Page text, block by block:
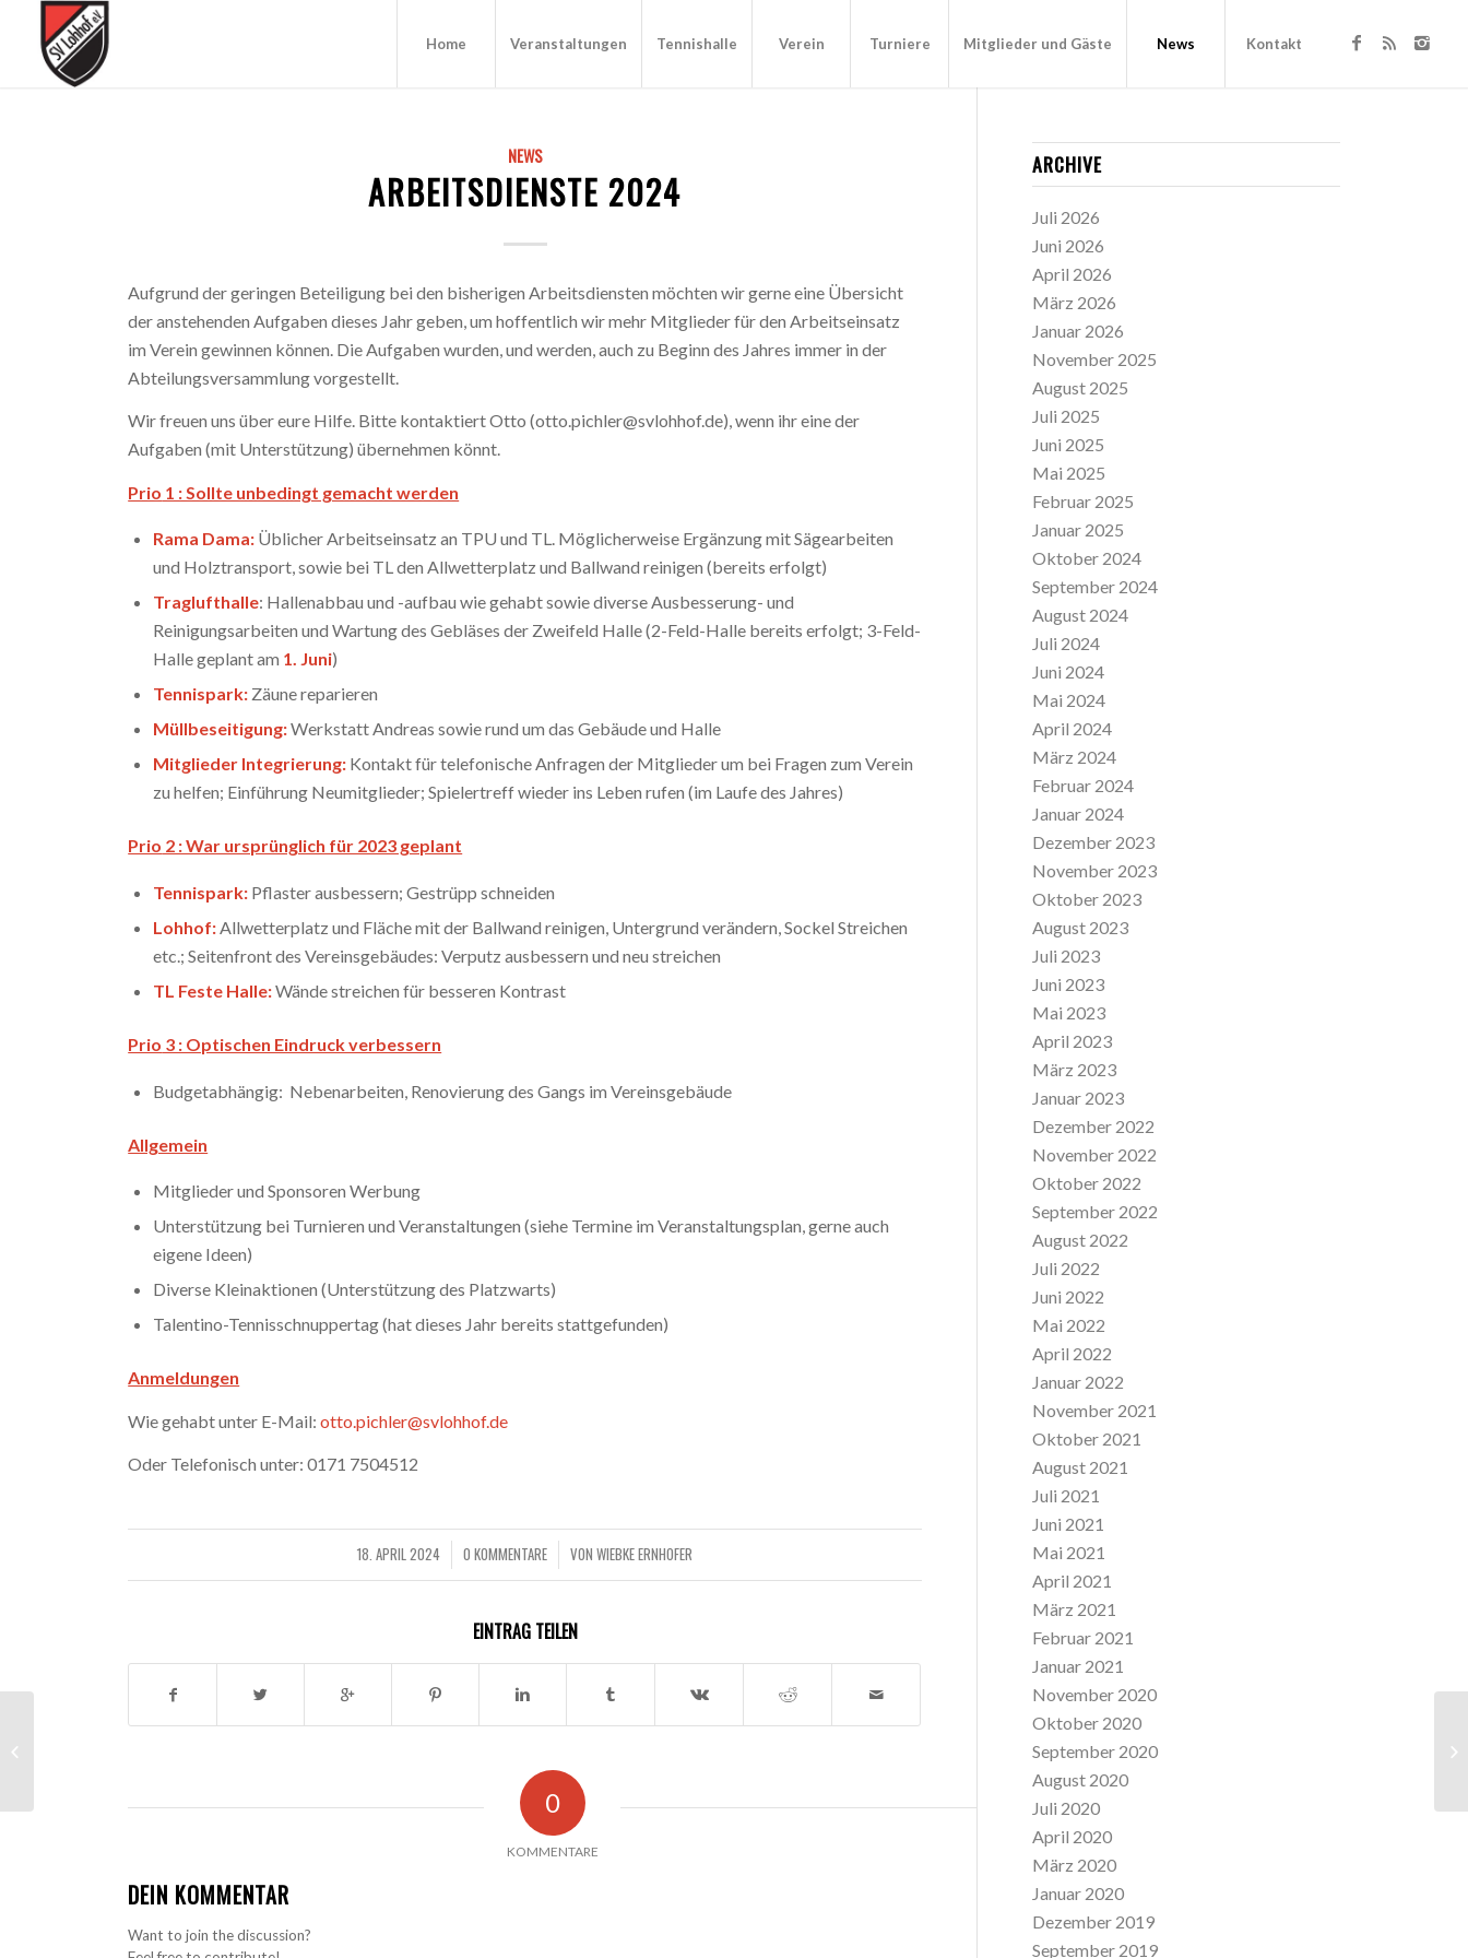
Home Veranstaltungen Tennishalle Verein Turniere Mitglieder und Gäste News Kontakt
NEWS
ARBEITSDIENSTE 2024
Aufgrund der geringen Beteiligung bei den bisherigen Arbeitsdiensten möchten wir gerne eine Übersicht
der anstehenden Aufgaben dieses Jahr geben, um hoffentlich wir mehr Mitglieder für den Arbeitseinsatz
im Verein gewinnen können. Die Aufgaben wurden, und werden, auch zu Beginn des Jahres immer in der
Abteilungsversammlung vorgestellt.
Wir freuen uns über eure Hilfe. Bitte kontaktiert Otto (otto.pichler@svlohhof.de), wenn ihr eine der
Aufgaben (mit Unterstützung) übernehmen könnt.
Prio 1 : Sollte unbedingt gemacht werden
Rama Dama: Üblicher Arbeitseinsatz an TPU und TL. Möglicherweise Ergänzung mit Sägearbeiten
und Holztransport, sowie bei TL den Allwetterplatz und Ballwand reinigen (bereits erfolgt)
Traglufthalle: Hallenabbau und -aufbau wie gehabt sowie diverse Ausbesserung- und
Reinigungsarbeiten und Wartung des Gebläses der Zweifeld Halle (2-Feld-Halle bereits erfolgt; 3-Feld-
Halle geplant am 1. Juni)
Tennispark: Zäune reparieren
Müllbeseitigung:Werkstatt Andreas sowie rund um das Gebäude und Halle
Mitglieder Integrierung: Kontakt für telefonische Anfragen der Mitglieder um bei Fragen zum Verein
zu helfen; Einführung Neumitglieder; Spielertreff wieder ins Leben rufen (im Laufe des Jahres)
Prio 2 : War ursprünglich für 2023 geplant
Tennispark: Pflaster ausbessern; Gestrüpp schneiden
Lohhof:Allwetterplatz und Fläche mit der Ballwand reinigen, Untergrund verändern, Sockel Streichen
etc.; Seitenfront des Vereinsgebäudes: Verputz ausbessern und neu streichen
TL Feste Halle:Wände streichen für besseren Kontrast
Prio 3 : Optischen Eindruck verbessern
Budgetabhängig: Nebenarbeiten, Renovierung des Gangs im Vereinsgebäude
Allgemein
Mitglieder und Sponsoren Werbung
Unterstützung bei Turnieren und Veranstaltungen (siehe Termine im Veranstaltungsplan, gerne auch
eigene Ideen)
Diverse Kleinaktionen (Unterstützung des Platzwarts)
Talentino-Tennisschnuppertag (hat dieses Jahr bereits stattgefunden)
Anmeldungen
Wie gehabt unter E-Mail:otto.pichler@svlohhof.de
Oder Telefonisch unter: 0171 7504512
18. APRIL 2024
/ 0 KOMMENTARE
/ VONWIEBKE ERNHOFER
EINTRAG TEILEN
0
KOMMENTARE
DEIN KOMMENTAR
Want to join the discussion?
ARCHIVE
Juli 2026
Juni 2026
April 2026
März 2026
Januar 2026
November 2025
August 2025
Juli 2025
Juni 2025
Mai 2025
Februar 2025
Januar 2025
Oktober 2024
September 2024
August 2024
Juli 2024
Juni 2024
Mai 2024
April 2024
März 2024
Februar 2024
Januar 2024
Dezember 2023
November 2023
Oktober 2023
August 2023
Juli 2023
Juni 2023
Mai 2023
April 2023
März 2023
Januar 2023
Dezember 2022
November 2022
Oktober 2022
September 2022
August 2022
Juli 2022
Juni 2022
Mai 2022
April 2022
Januar 2022
November 2021
Oktober 2021
August 2021
Juli 2021
Juni 2021
Mai 2021
April 2021
März 2021
Februar 2021
Januar 2021
November 2020
Oktober 2020
September 2020
August 2020
Juli 2020
April 2020
März 2020
Januar 2020
Dezember 2019
September 2019